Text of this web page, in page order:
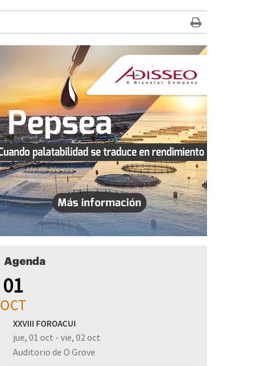
Agenda
01
OCT
XXVIII FOROACUI
jue, 01 oct - vie, 02 oct
Auditorio de O Grove